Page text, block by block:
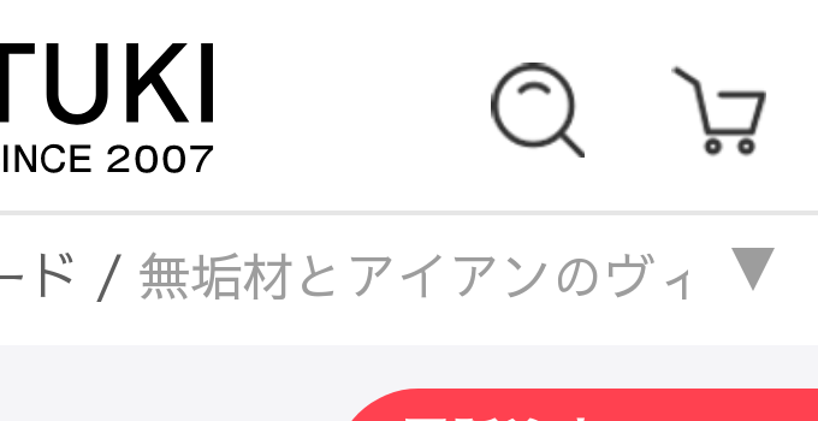
ド / 無垢材とアイアンのヴィン
材とアイアンのヴィンテージ調